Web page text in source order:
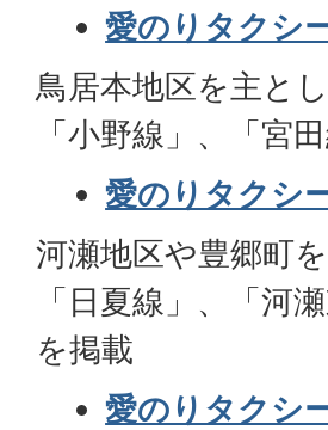
愛のりタクシ
鳥居本地区を主とし
「小野線」、「宮
愛のりタクシ
河瀬地区や豊郷町を
「日夏線」、「河
を掲載
愛のりタクシ